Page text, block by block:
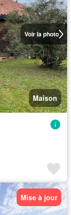
Voir la photo
Maison
Mise à jour